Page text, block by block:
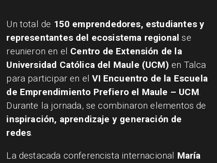
Un total de 150 emprendedores, estudiantes y
representantes del ecosistema regional se
reunieron en el Centro de Extensión de la
Universidad Católica del Maule (UCM) en Talca
para participar en elVI Encuentro de la Escuela
de Emprendimiento Prefiero el Maule – UCM.
Durante la jornada, se combinaron elementos de
inspiración, aprendizaje y generación de
redes.
La destacada conferencista internacional María